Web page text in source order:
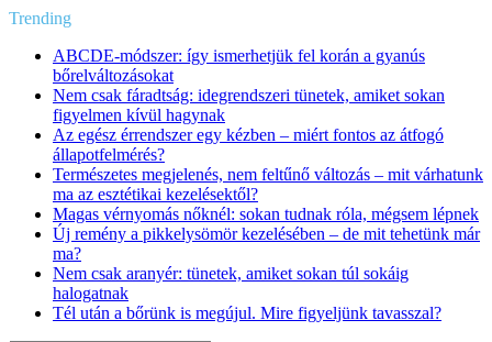
Trending
ABCDE‑módszer: így ismerhetjük fel korán a gyanús
bőrelváltozásokat
Nem csak fáradtság: idegrendszeri tünetek, amiket sokan
figyelmen kívül hagynak
Az egész érrendszer egy kézben – miért fontos az átfogó
állapotfelmérés?
Természetes megjelenés, nem feltűnő változás – mit várhatunk
ma az esztétikai kezelésektől?
Magas vérnyomás nőknél: sokan tudnak róla, mégsem lépnek
Új remény a pikkelysömör kezelésében – de mit tehetünk már
ma?
Nem csak aranyér: tünetek, amiket sokan túl sokáig
halogatnak
Tél után a bőrünk is megújul. Mire figyeljünk tavasszal?